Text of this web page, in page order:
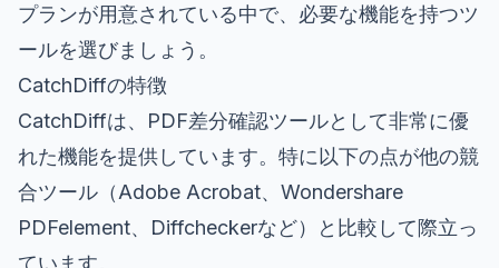
プランが用意されている中で、必要な機能を持つツ
ールを選びましょう。
CatchDiffの特徴
CatchDiffは、PDF差分確認ツールとして非常に優
れた機能を提供しています。特に以下の点が他の競
合ツール（Adobe Acrobat、Wondershare
PDFelement、Diffcheckerなど）と比較して際立っ
ています。